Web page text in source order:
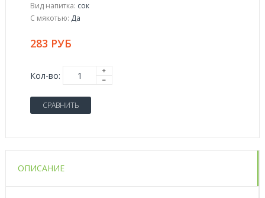
Вид напитка: сок
С мякотью: Да
283 РУБ
Кол-во:
СРАВНИТЬ
ОПИСАНИЕ